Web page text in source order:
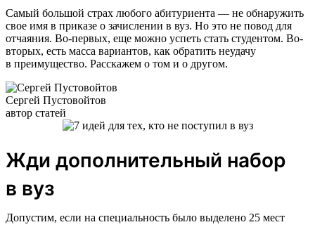
Самый большой страх любого абитуриента — не обнаружить
свое имя в приказе о зачислении в вуз. Но это не повод для
отчаяния. Во-первых, еще можно успеть стать студентом. Во-
вторых, есть масса вариантов, как обратить неудачу
в преимущество. Расскажем о том и о другом.
Сергей Пустовойтов
автор статей
Жди дополнительный набор
в вуз
Допустим, если на специальность было выделено 25 мест